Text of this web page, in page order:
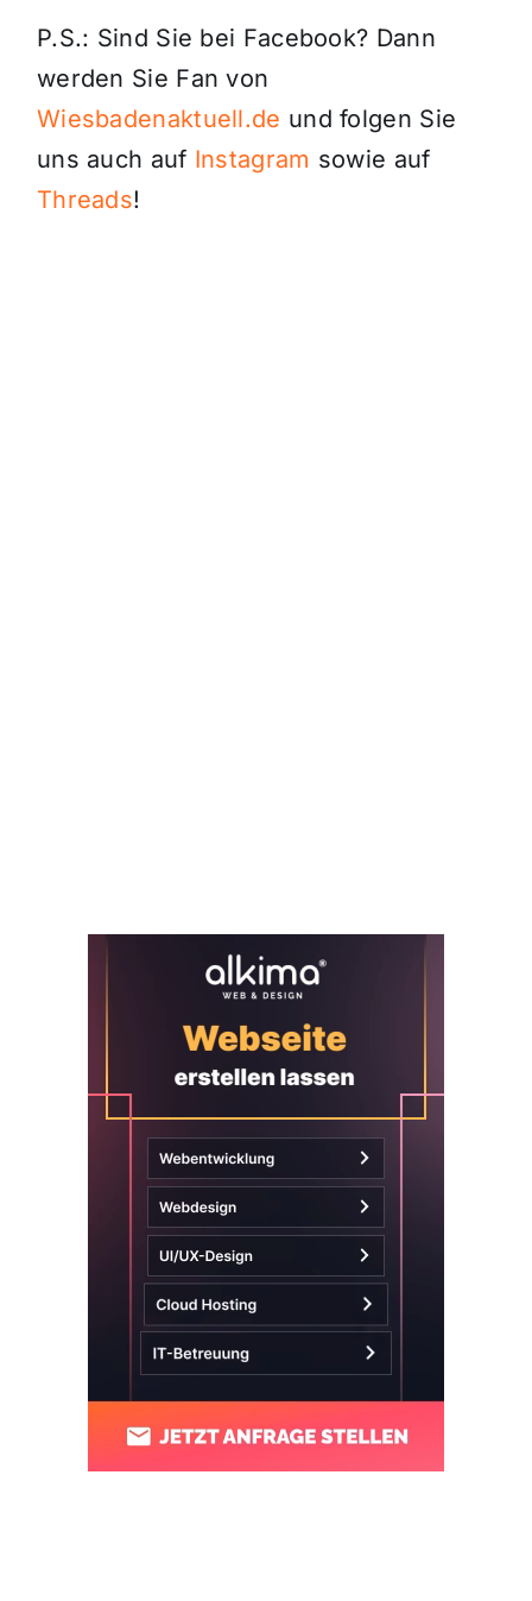
P.S.: Sind Sie bei Facebook? Dann
werden Sie Fan von
Wiesbadenaktuell.de und folgen Sie
uns auch auf Instagram sowie auf
Threads!